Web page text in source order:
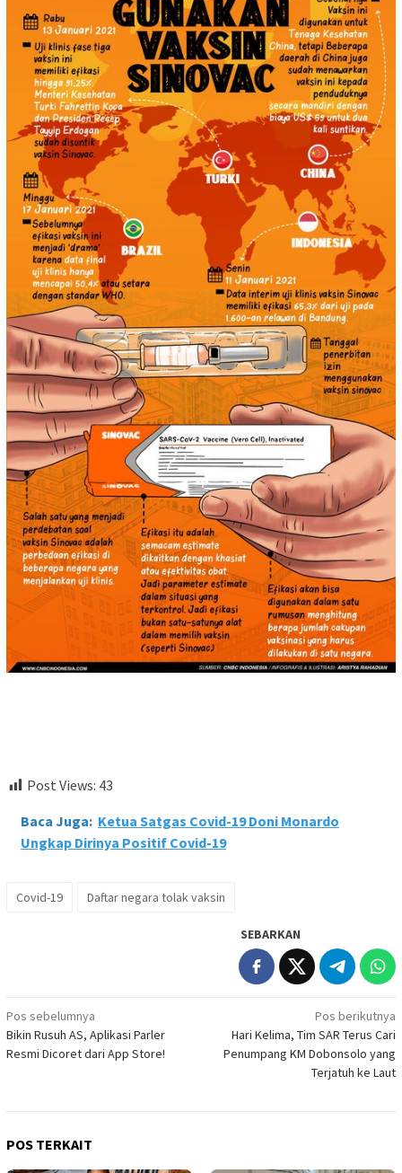
Post Views: 43
Baca Juga: Ketua Satgas Covid-19 Doni Monardo
Ungkap Dirinya Positif Covid-19
Covid-19 Daftar negara tolak vaksin
SEBARKAN
Navigasi
pos
Pos sebelumnya
Bikin Rusuh AS, Aplikasi Parler
Resmi Dicoret dari App Store!
Pos berikutnya
Hari Kelima, Tim SAR Terus Cari
Penumpang KM Dobonsolo yang
Terjatuh ke Laut
POS TERKAIT